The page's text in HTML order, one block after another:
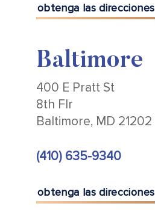
obtenga las direcciones
Baltimore
400 E Pratt St
8th Flr
Baltimore, MD 21202
(410) 635-9340
obtenga las direcciones